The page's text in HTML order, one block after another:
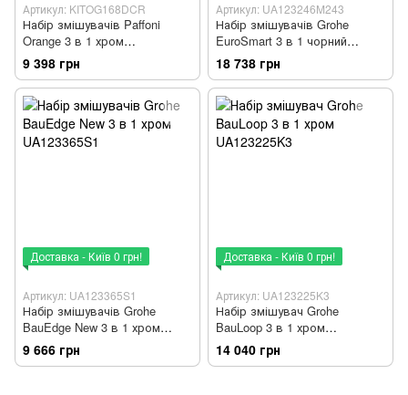
Артикул: KITOG168DCR
Набір змішувачів Paffoni
Orange 3 в 1 хром
KITOG168DCR
9 398 грн
Артикул: UA123246M243
Набір змішувачів Grohe
EuroSmart 3 в 1 чорний
матовий UA123246M243
18 738 грн
Доставка - Київ 0 грн!
Артикул: UA123365S1
Набір змішувачів Grohe
BauEdge New 3 в 1 хром
UA123365S1
9 666 грн
Доставка - Київ 0 грн!
Артикул: UA123225K3
Набір змішувач Grohe
BauLoop 3 в 1 хром
UA123225K3
14 040 грн